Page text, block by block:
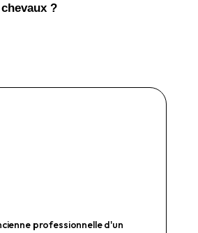
?
professionnelle d'un